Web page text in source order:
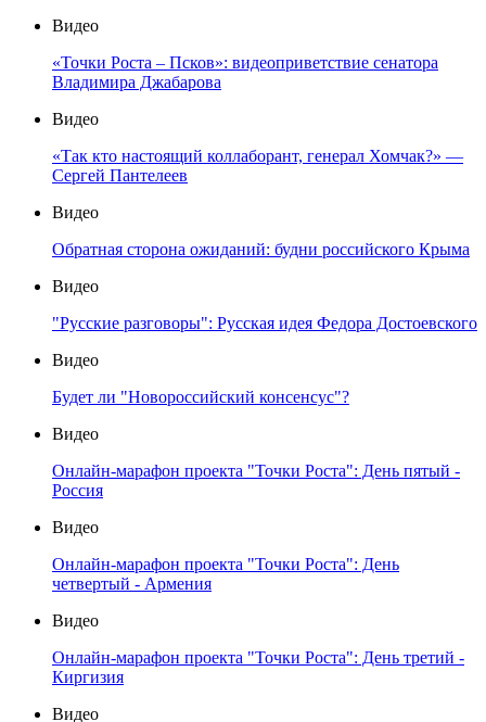
Видео
«Точки Роста – Псков»: видеоприветствие сенатора
Владимира Джабарова
Видео
«Так кто настоящий коллаборант, генерал Хомчак?» —
Сергей Пантелеев
Видео
Обратная сторона ожиданий: будни российского Крыма
Видео
"Русские разговоры": Русская идея Федора Достоевского
Видео
Будет ли "Новороссийский консенсус"?
Видео
Онлайн-марафон проекта "Точки Роста": День пятый -
Россия
Видео
Онлайн-марафон проекта "Точки Роста": День
четвертый - Армения
Видео
Онлайн-марафон проекта "Точки Роста": День третий -
Киргизия
Видео